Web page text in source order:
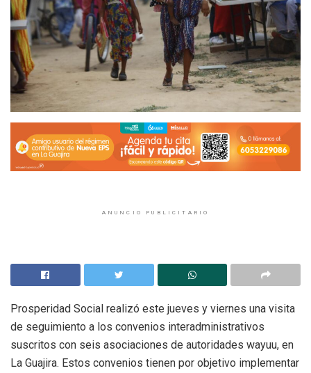
ANUNCIO PUBLICITARIO
Prosperidad Social realizó este jueves y viernes una visita
de seguimiento a los convenios interadministrativos
suscritos con seis asociaciones de autoridades wayuu, en
La Guajira. Estos convenios tienen por objetivo implementar